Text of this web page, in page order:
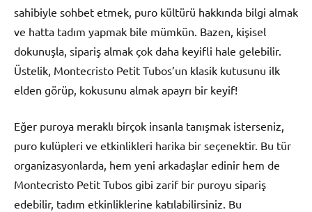
sahibiyle sohbet etmek, puro kültürü hakkında bilgi almak
ve hatta tadım yapmak bile mümkün. Bazen, kişisel
dokunuşla, sipariş almak çok daha keyifli hale gelebilir.
Üstelik, Montecristo Petit Tubos’un klasik kutusunu ilk
elden görüp, kokusunu almak apayrı bir keyif!
Eğer puroya meraklı birçok insanla tanışmak isterseniz,
puro kulüpleri ve etkinlikleri harika bir seçenektir. Bu tür
organizasyonlarda, hem yeni arkadaşlar edinir hem de
Montecristo Petit Tubos gibi zarif bir puroyu sipariş
edebilir, tadım etkinliklerine katılabilirsiniz. Bu